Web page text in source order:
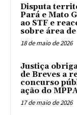
Disputa
Pará e Mato
ao STF e
sobre área
18 de maio de 2026
Justiça
de Breves a
concurso
ação do
17 de maio de 2026